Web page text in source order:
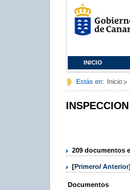
INICIO
Estás en: Inicio
209 documentos
[Primero/ Anterior]
Documentos